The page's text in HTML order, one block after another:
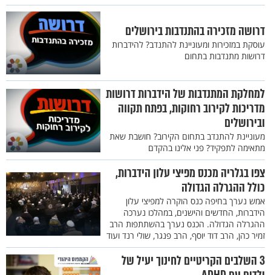
דרושה מזכירה בהתנדבות בירושלים
עוסקת במזכירות ומעוניינת להתנדב? להידברות
דרושות מתנדבות בתחום
למחלקת המתנדבות של הידברות דרושות
מדריכות לקירוב רחוקות, בפתח תקווה
ובירושלים
מעוניינת להתנדב בתחום הקירוב? חושבת שאת
מתאימה לתפקיד? פני אלינו בהקדם
צפו בגלריה מכנס מפיצי עלון הידברות,
כולל ההגרלה הגדולה
אמש נערך בחיפה כנס הוקרה למפיצי עלון
הידברות, החדשים והישנים, במהלכו נערכה
ההגרלה הגדולה. הכנס נערך בהשתתפות הרב
זמיר כהן, הרב דוד יוסף, הרב פנגר, שולי רנד ועוד
3 השלבים הקריטיים לחינוך יעיל של